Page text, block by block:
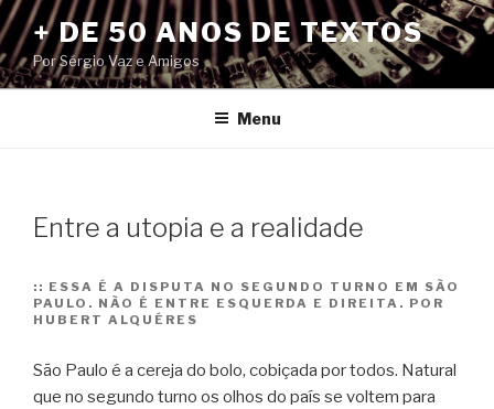
Pular
para
o
conteúdo
+ DE 50 ANOS DE TEXTOS
Por Sérgio Vaz e Amigos
Menu
Entre a utopia e a realidade
:: ESSA É A DISPUTA NO SEGUNDO TURNO EM SÃO
PAULO. NÃO É ENTRE ESQUERDA E DIREITA. POR
HUBERT ALQUÉRES
São Paulo é a cereja do bolo, cobiçada por todos. Natural
que no segundo turno os olhos do país se voltem para